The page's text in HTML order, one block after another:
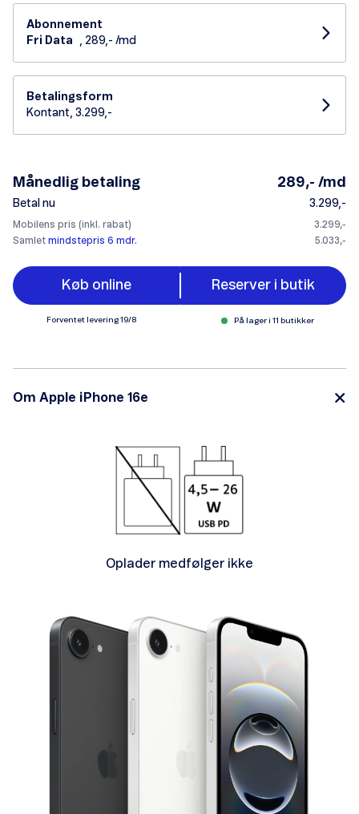
Abonnement
Fri Data
, 289,- /md
Betalingsform
Kontant, 3.299,-
Månedlig betaling 289,- /md
Betal nu 3.299,-
Mobilens pris (inkl. rabat)
3.299,-
Samlet mindstepris 6 mdr. 5.033,-
Køb online Reserver i butik
Forventet levering 19/8 På lager i 11 butikker
Om Apple iPhone 16e
Oplader medfølger ikke